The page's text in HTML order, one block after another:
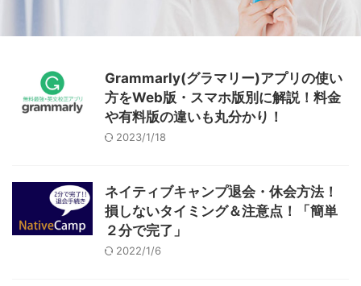
Grammarly(グラマリー)アプリの使い
方をWeb版・スマホ版別に解説！料金
や有料版の違いも丸分かり！
2023/1/18
ネイティブキャンプ退会・休会方法！
損しないタイミング＆注意点！「簡単
２分で完了」
2022/1/6